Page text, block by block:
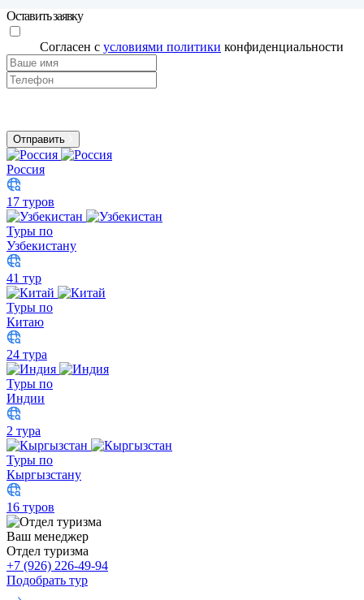
Оставить заявку
Согласен с условиями политики конфиденциальности
Отправить
Россия
17 туров
Туры по
Узбекистану
41 тур
Туры по
Китаю
24 тура
Туры по
Индии
2 тура
Туры по
Кыргызстану
16 туров
Ваш менеджер
Отдел туризма
+7 (926) 226-49-94
Подобрать тур